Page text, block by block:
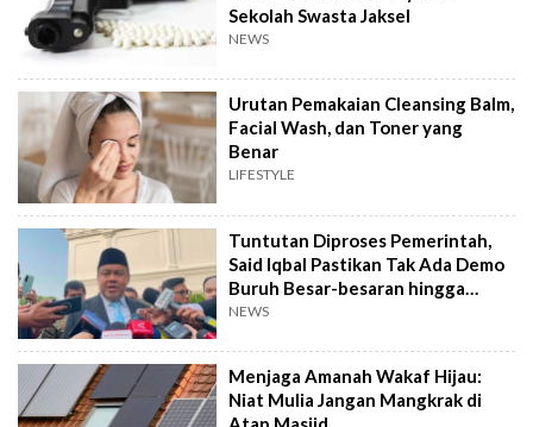
Sekolah Swasta Jaksel
NEWS
Urutan Pemakaian Cleansing Balm,
Facial Wash, dan Toner yang
Benar
LIFESTYLE
Tuntutan Diproses Pemerintah,
Said Iqbal Pastikan Tak Ada Demo
Buruh Besar-besaran hingga
September
NEWS
Menjaga Amanah Wakaf Hijau:
Niat Mulia Jangan Mangkrak di